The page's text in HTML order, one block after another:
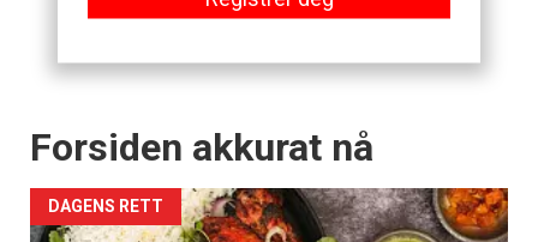
Forsiden akkurat nå
DAGENS RETT